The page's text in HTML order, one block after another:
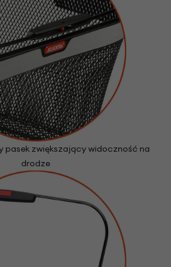
pasek zwiększający widoczność na
drodze